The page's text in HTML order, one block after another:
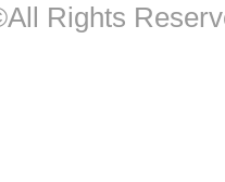
Rights